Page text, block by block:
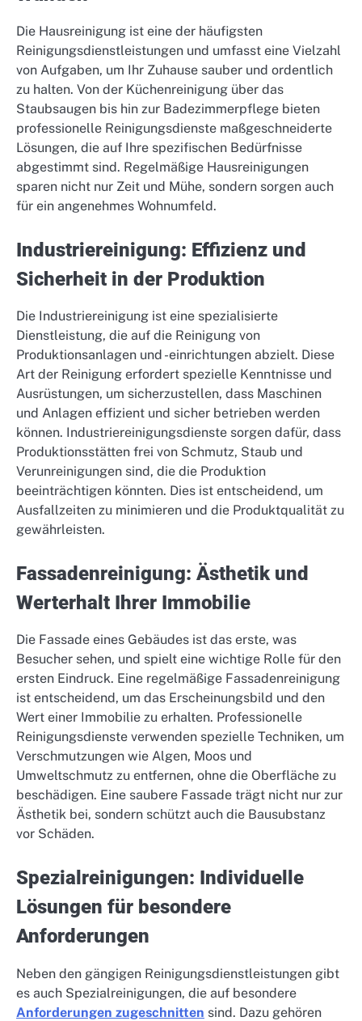
Die Hausreinigung ist eine der häufigsten
Reinigungsdienstleistungen und umfasst eine Vielzahl
von Aufgaben, um Ihr Zuhause sauber und ordentlich
zu halten. Von der Küchenreinigung über das
Staubsaugen bis hin zur Badezimmerpflege bieten
professionelle Reinigungsdienste maßgeschneiderte
Lösungen, die auf Ihre spezifischen Bedürfnisse
abgestimmt sind. Regelmäßige Hausreinigungen
sparen nicht nur Zeit und Mühe, sondern sorgen auch
für ein angenehmes Wohnumfeld.
Industriereinigung: Effizienz und
Sicherheit in der Produktion
Die Industriereinigung ist eine spezialisierte
Dienstleistung, die auf die Reinigung von
Produktionsanlagen und -einrichtungen abzielt. Diese
Art der Reinigung erfordert spezielle Kenntnisse und
Ausrüstungen, um sicherzustellen, dass Maschinen
und Anlagen effizient und sicher betrieben werden
können. Industriereinigungsdienste sorgen dafür, dass
Produktionsstätten frei von Schmutz, Staub und
Verunreinigungen sind, die die Produktion
beeinträchtigen könnten. Dies ist entscheidend, um
Ausfallzeiten zu minimieren und die Produktqualität zu
gewährleisten.
Fassadenreinigung: Ästhetik und
Werterhalt Ihrer Immobilie
Die Fassade eines Gebäudes ist das erste, was
Besucher sehen, und spielt eine wichtige Rolle für den
ersten Eindruck. Eine regelmäßige Fassadenreinigung
ist entscheidend, um das Erscheinungsbild und den
Wert einer Immobilie zu erhalten. Professionelle
Reinigungsdienste verwenden spezielle Techniken, um
Verschmutzungen wie Algen, Moos und
Umweltschmutz zu entfernen, ohne die Oberfläche zu
beschädigen. Eine saubere Fassade trägt nicht nur zur
Ästhetik bei, sondern schützt auch die Bausubstanz
vor Schäden.
Spezialreinigungen: Individuelle
Lösungen für besondere
Anforderungen
Neben den gängigen Reinigungsdienstleistungen gibt
es auch Spezialreinigungen, die auf besondere
Anforderungen zugeschnitten sind. Dazu gehören